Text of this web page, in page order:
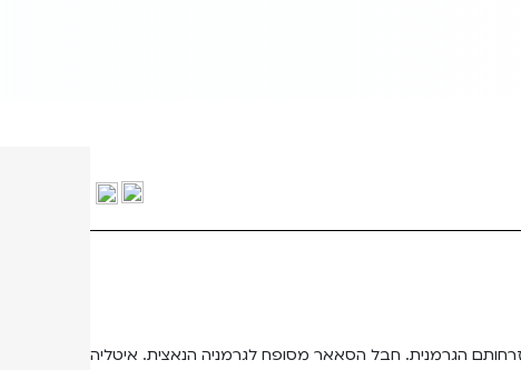
אזרחותם הגרמנית. חבל הסאאר מסופח לגרמניה הנאצית. איטליה